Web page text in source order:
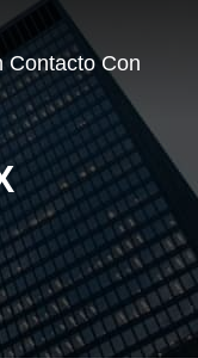
Contacto Con